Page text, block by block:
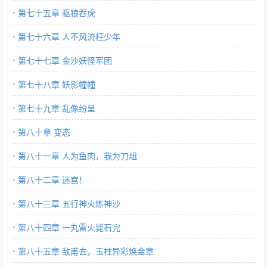
第七十五章 驱狼吞虎
第七十六章 人不风流枉少年
第七十七章 金沙妖怪军团
第七十八章 妖影幢幢
第七十九章 乱像纷呈
第八十章 变态
第八十一章 人为鱼肉，我为刀俎
第八十二章 迷宫！
第八十三章 五行神火炼神沙
第八十四章 一丸雷火毙石完
第八十五章 敌甫去，玉柱异彩焕金章